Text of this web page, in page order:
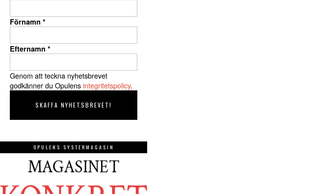
Förnamn *
Efternamn *
Genom att teckna nyhetsbrevet
godkänner du Opulensintegritetspolicy.
OPULENS SYSTERMAGASIN